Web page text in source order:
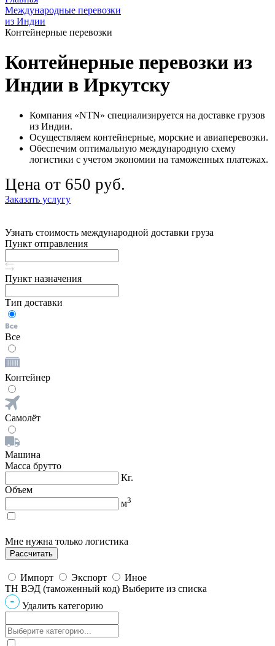
Международные перевозки
из Индии
Контейнерные перевозки
Контейнерные перевозки из
Индии в Иркутску
Компания «NTN» специализируется на доставке грузов
из Индии.
Осуществляем контейнерные, морские и авиаперевозки.
Обеспечим оптимальную международную схему
логистики с учетом экономии на таможенных платежах.
Цена от 650 руб.
Заказать услугу
Узнать стоимость международной доставки груза
Пункт отправления
Пункт назначения
Тип доставки
Все
Контейнер
Самолёт
Машина
Масса брутто
Кг.
Объем
м3
Мне нужна только логистика
Импорт Экспорт
Иное
ТН ВЭД (таможенный код) Выберите из списка
Удалить категорию